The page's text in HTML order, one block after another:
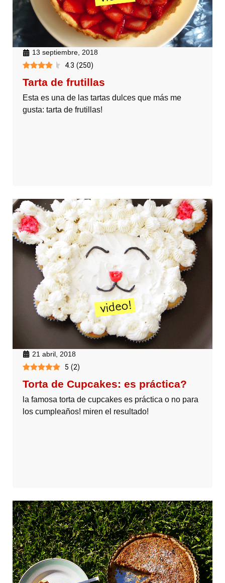
13 septiembre, 2018
4.3 (250)
Tarta de frutillas
Esta es una de las tartas dulces que más me
gusta: tarta de frutillas!
21 abril, 2018
5 (2)
Torta de Cupcakes: es práctica?
la famosa torta de cupcakes es práctica o no para
los cumpleaños! miren el resultado!